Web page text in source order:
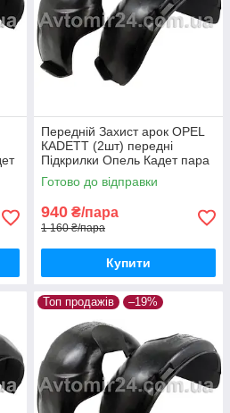
Передній Захист арок OPEL
КADETT (2шт) передні
Підкрилки Опель Кадет пара
передніх
Готово до відправки
940 ₴/пара
1 160 ₴/пара
Купити
Топ продажів –19%